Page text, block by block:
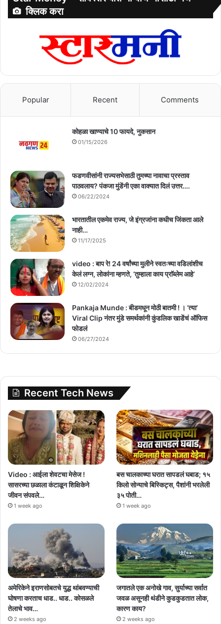
क्लिक करा
Popular Recent Comments
कोहळा खाण्याचे 10 फायदे, नुकसान
01/15/2026
फडणवीसांनी राज्यसभेसाठी तुमच्या नावाचा प्रस्ताव
पाठवलाय? पंकजा मुंडेंनी एका वाक्यात दिलं उत्तर….
06/22/2024
भारतातील एकमेव राज्य, जे इंग्रजांना कधीच जिंकता आले
नाही…
11/17/2025
video : बाप रे! 24 वर्षांच्या मुलीने स्वतःच्या वडिलांशीच
केलं लग्न, लोकांना म्हणते, ‘तुम्हाला काय प्राॅब्लेम आहे’
12/02/2024
Pankaja Munde : बीडमधून मोठी बातमी ! । ‘त्या’
Viral Clip नंतर मुंडे समर्थकांनी कुंडलिक खाडेंचं ऑफिस
फोडलं
06/27/2024
Recent Tech News
Video : आईला शेवटचा मेसेज !
सासरच्या छळाला कंटाळून शिक्षिकेने
जीवन संपवले…
1 week ago
बस चालकाच्या घरात सापडलं घबाड; १५
किलो सोन्याचे बिस्किट्स, पैशांनी भरलेली
३५ पोती…
1 week ago
अमेरिकेने इराणसोबतचे युद्ध थांबवण्याची
घोषणा करताच धाड.. धाड.. कोसळले
तेलाचे भाव…
2 weeks ago
जगातले एक अनोखे गाव, सुर्याच्या सर्वात
जवळ असूनही थंडीने कुडकुडतात लोक,
कारण काय?
2 weeks ago